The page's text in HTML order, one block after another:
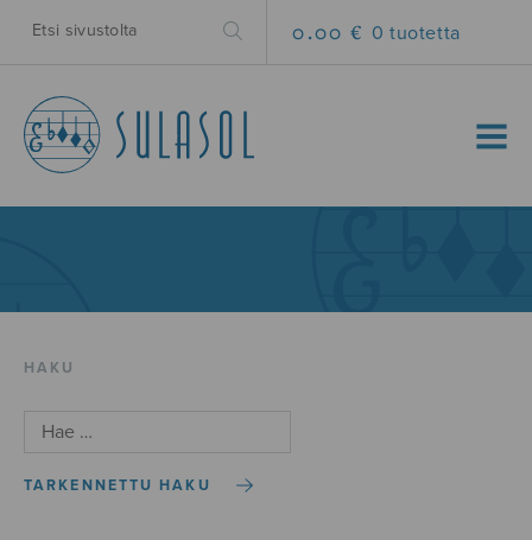
0.00 € 0 tuotetta
MENU
HAKU
TARKENNETTU HAKU